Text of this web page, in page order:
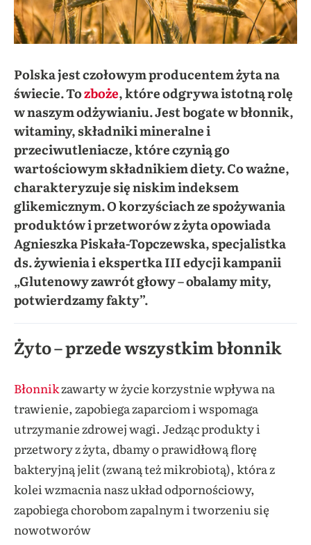
Polska jest czołowym producentem żyta na
świecie. Tozboże, które odgrywa istotną rolę
w naszym odżywianiu. Jest bogate w błonnik,
witaminy, składniki mineralne i
przeciwutleniacze, które czynią go
wartościowym składnikiem diety. Co ważne,
charakteryzuje się niskim indeksem
glikemicznym.O korzyściach ze spożywania
produktów i przetworów z żyta opowiada
Agnieszka Piskała-Topczewska, specjalistka
ds. żywienia iekspertka III edycji kampanii
„Glutenowy zawrót głowy – obalamy mity,
potwierdzamy fakty”.
Żyto – przede wszystkim błonnik
Błonnikzawarty w życie korzystnie wpływa na
trawienie, zapobiega zaparciom i wspomaga
utrzymanie zdrowej wagi. Jedząc produkty i
przetwory z żyta, dbamy o prawidłową florę
bakteryjną jelit (zwaną też mikrobiotą), która z
kolei wzmacnia nasz układ odpornościowy,
zapobiega chorobom zapalnym i tworzeniu się
nowotworów